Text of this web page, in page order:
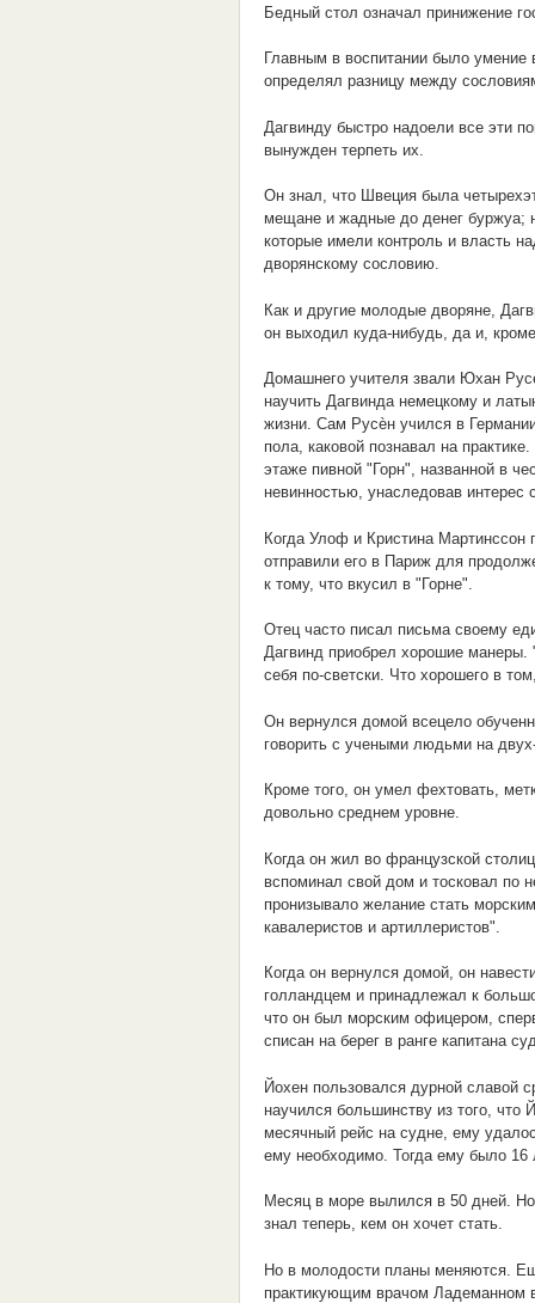
Бедный стол означал принижение
Главным в воспитании было умение
определял разницу между
Дагвинду быстро надоели все эти
вынужден терпеть их.
Он знал, что Швеция была
мещане и жадные до денег буржуа;
которые имели контроль и власть
дворянскому сословию.
Как и другие молодые дворяне,
он выходил куда-нибудь, да и,
Домашнего учителя звали Юхан
научить Дагвинда немецкому и
жизни. Сам Русѐн учился в
пола, каковой познавал на
этаже пивной "Горн", названной в
невинностью, унаследовав интерес
Когда Улоф и Кристина
отправили его в Париж для
к тому, что вкусил в "Горне".
Отец часто писал письма своему
Дагвинд приобрел хорошие
себя по-светски. Что хорошего в
Он вернулся домой всецело
говорить с учеными людьми на
Кроме того, он умел фехтовать,
довольно среднем уровне.
Когда он жил во французской
вспоминал свой дом и тосковал по
пронизывало желание стать
кавалеристов и артиллеристов".
Когда он вернулся домой, он
голландцем и принадлежал к
что он был морским офицером,
списан на берег в ранге капитана
Йохен пользовался дурной славой
научился большинству из того, что
месячный рейс на судне, ему
ему необходимо. Тогда ему было 16
Месяц в море вылился в 50 дней.
знал теперь, кем он хочет стать.
Но в молодости планы меняются.
практикующим врачом Ладеманном